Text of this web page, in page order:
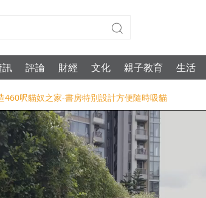
訊 評論 財經 文化 親子教育 生活
460呎貓奴之家-書房特別設計方便隨時吸貓